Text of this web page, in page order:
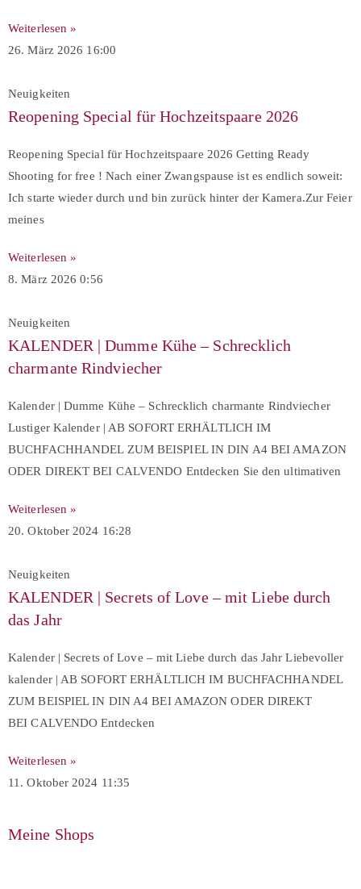
Weiterlesen »
26. März 2026 16:00
Neuigkeiten
Reopening Special für Hochzeitspaare 2026
Reopening Special für Hochzeitspaare 2026 Getting Ready
Shooting for free ! Nach einer Zwangspause ist es endlich soweit:
Ich starte wieder durch und bin zurück hinter der Kamera.Zur Feier
meines
Weiterlesen »
8. März 20260:56
Neuigkeiten
KALENDER | Dumme Kühe – Schrecklich
charmante Rindviecher
Kalender | Dumme Kühe – Schrecklich charmante Rindviecher
Lustiger Kalender | AB SOFORT ERHÄLTLICH IM
BUCHFACHHANDEL ZUM BEISPIEL IN DIN A4 BEI AMAZON
ODER DIREKT BEI CALVENDO Entdecken Sie den ultimativen
Weiterlesen »
20. Oktober 2024 16:28
Neuigkeiten
KALENDER | Secrets of Love – mit Liebe durch
das Jahr
Kalender | Secrets of Love – mit Liebe durch das Jahr Liebevoller
kalender | AB SOFORT ERHÄLTLICH IM BUCHFACHHANDEL
ZUM BEISPIEL IN DIN A4 BEI AMAZON ODER DIREKT
BEI CALVENDO Entdecken
Weiterlesen »
11. Oktober 2024 11:35
Meine Shops